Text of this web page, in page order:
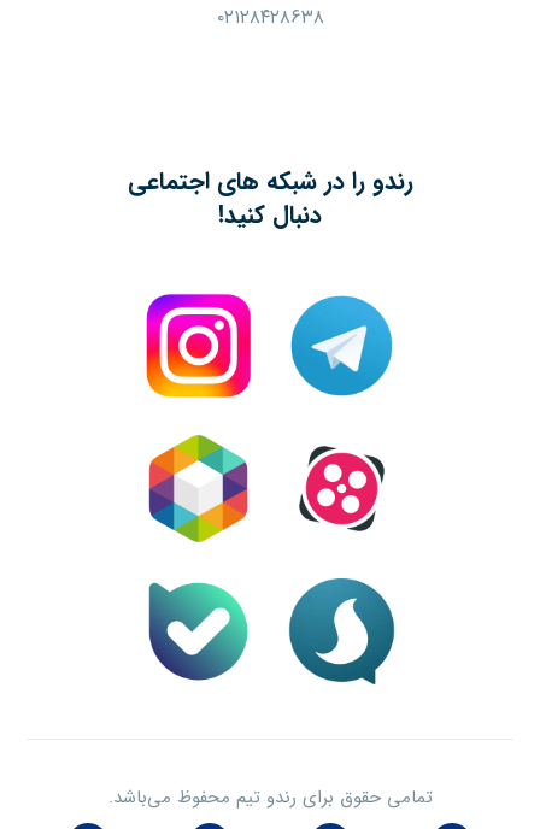
۰۲۱۲۸۴۲۸۶۳۸
رندو را در شبکه های اجتماعی
دنبال کنید!
تمامی حقوق برای رندو تیم محفوظ می‌باشد.